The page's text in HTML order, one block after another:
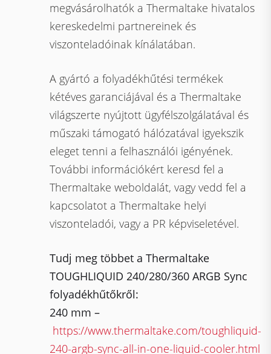
megvásárolhatók a Thermaltake hivatalos
kereskedelmi partnereinek és
viszonteladóinak kínálatában.
A gyártó a folyadékhűtési termékek
kétéves garanciájával és a Thermaltake
világszerte nyújtott ügyfélszolgálatával és
műszaki támogató hálózatával igyekszik
eleget tenni a felhasználói igényének.
További információkért keresd fel a
Thermaltake weboldalát, vagy vedd fel a
kapcsolatot a Thermaltake helyi
viszonteladói, vagy a PR képviseletével.
Tudj meg többet a Thermaltake
TOUGHLIQUID 240/280/360 ARGB Sync
folyadékhűtőkről:
240 mm –
https://www.thermaltake.com/toughliquid-
240-argb-sync-all-in-one-liquid-cooler.html